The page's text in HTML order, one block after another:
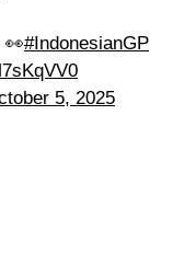
👀#IndonesianGP
5, 2025